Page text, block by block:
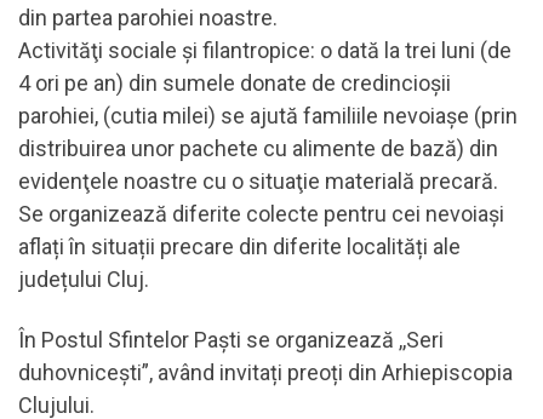
din partea parohiei noastre.
Activităţi sociale şi filantropice: o dată la trei luni (de
4 ori pe an) din sumele donate de credincioşii
parohiei, (cutia milei) se ajută familiile nevoiaşe (prin
distribuirea unor pachete cu alimente de bază) din
evidenţele noastre cu o situaţie materială precară.
Se organizează diferite colecte pentru cei nevoiași
aflați în situații precare din diferite localități ale
județului Cluj.
În Postul Sfintelor Paști se organizează ,,Seri
duhovnicești”, având invitați preoți din Arhiepiscopia
Clujului.